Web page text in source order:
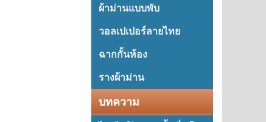
ผ้าม่านแบบพับ
วอลเปเปอร์ลายไทย
ฉากกั้นห้อง
รางผ้าม่าน
บทความ